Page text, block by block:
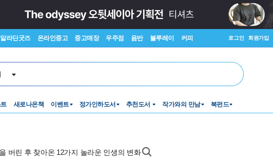
알라딘굿즈 온라인중고 중고매장 우주점 음반 블루레이 커피 로그인 회원가입
새로나온책 이벤트 정가인하도서 추천도서 작가와의 만남 북펀드
버린 후 찾아온 12가지 놀라운 인생의 변화